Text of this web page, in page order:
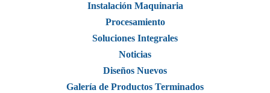
Instalación Maquinaria
Procesamiento
Soluciones Integrales
Noticias
Diseños Nuevos
Galería de Productos Terminados